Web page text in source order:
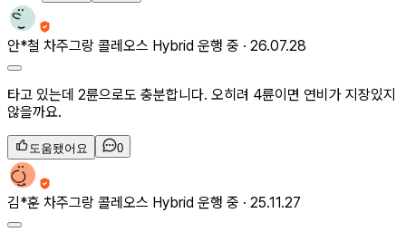
안*철 차주그랑 콜레오스 Hybrid 운행 중 · 26.07.28
타고 있는데 2륜으로도 충분합니다. 오히려 4륜이면 연비가 지장있지
않을까요.
도움됐어요 0
김*훈 차주그랑 콜레오스 Hybrid 운행 중 · 25.11.27